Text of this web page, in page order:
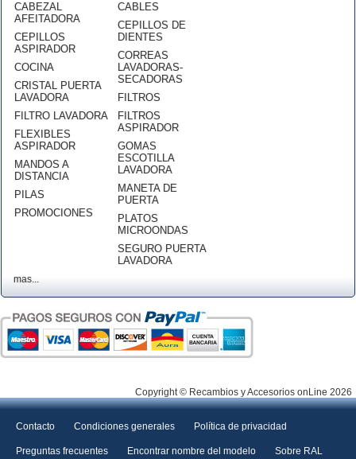
CABEZAL
AFEITADORA
CEPILLOS
ASPIRADOR
COCINA
CRISTAL PUERTA
LAVADORA
FILTRO LAVADORA
FLEXIBLES
ASPIRADOR
MANDOS A
DISTANCIA
PILAS
PROMOCIONES
CABLES
CEPILLOS DE
DIENTES
CORREAS
LAVADORAS-
SECADORAS
FILTROS
FILTROS
ASPIRADOR
GOMAS
ESCOTILLA
LAVADORA
MANETA DE
PUERTA
PLATOS
MICROONDAS
SEGURO PUERTA
LAVADORA
mas...
Copyright © Recambios y Accesorios onLine 2026
Contacto Condiciones generales Política de privacidad
Preguntas frecuentes Encontrar nombre del modelo Sobre RAL